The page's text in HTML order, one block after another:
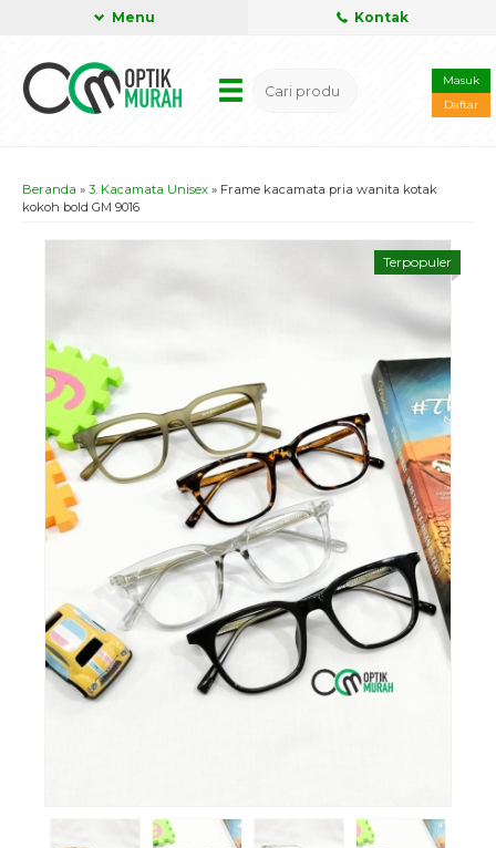
Menu Kontak
Masuk
Daftar
Beranda » 3. Kacamata Unisex » Frame kacamata pria wanita kotak
kokoh bold GM 9016
Terpopuler